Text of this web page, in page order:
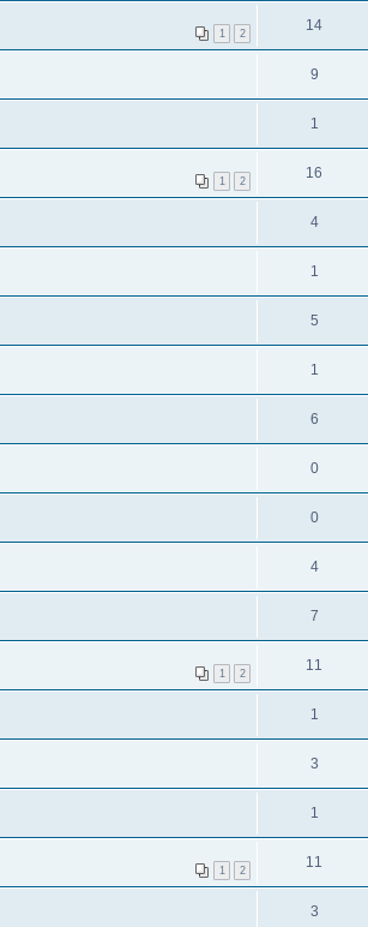
1 2 14
9
1
1 2 16
4
1
5
1
6
0
0
4
7
1 2 11
1
3
1
1 2 11
3